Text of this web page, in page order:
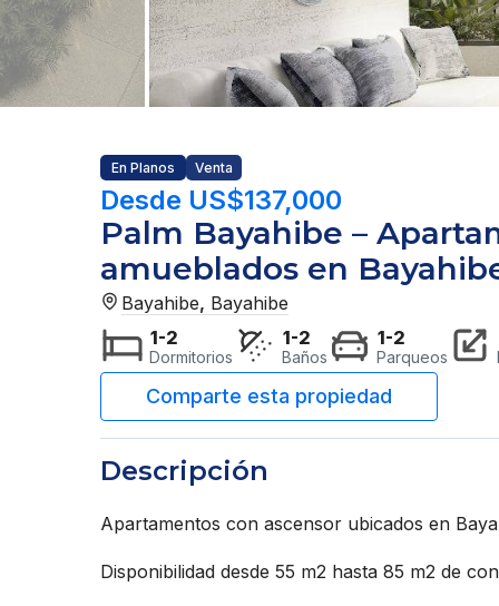
En Planos Venta
Desde US$137,000
Palm Bayahibe –
amueblados en
Bayahibe, Bayahibe
1-2
Dormitorios
1-2
Baños
1-2
Parqueos
Descripción
Apartamentos con ascensor ubicados en
Disponibilidad desde 55 m2 hasta 85 m2 de